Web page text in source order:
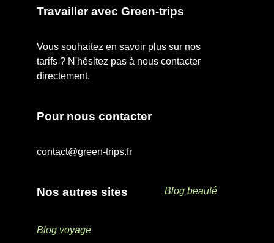
Travailler avec Green-trips
Vous souhaitez en savoir plus sur nos
tarifs ? N'hésitez pas à nous contacter
directement.
Pour nous contacter
contact@green-trips.fr
Nos autres sites Blog beauté
Blog voyage